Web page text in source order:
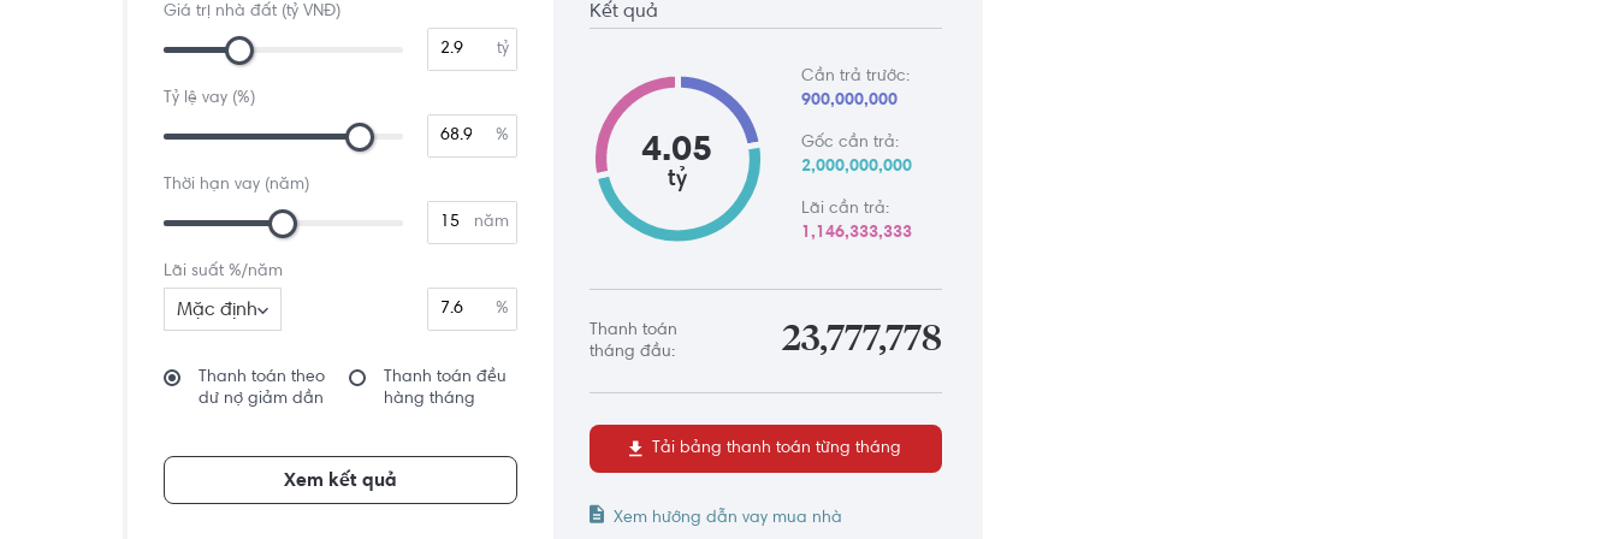
Giá trị nhà đất (tỷ VNĐ)
tỷ
Tỷ lệ vay (%)
%
Thời hạn vay (năm)
năm
Lãi suất %/năm
Mặc định %
Thanh toán theo
dư nợ giảm dần
Thanh toán đều
hàng tháng
Xem kết quả
Kết quả
4.05
tỷ
Cần trả trước:
900,000,000
Gốc cần trả:
2,000,000,000
Lãi cần trả:
1,146,333,333
Thanh toán
tháng đầu:
23,777,778
Tải bảng thanh toán từng tháng
Xem hướng dẫn vay mua nhà